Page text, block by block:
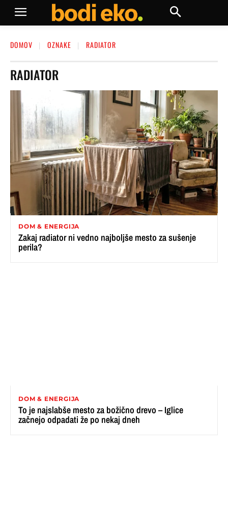
DOMOV OZNAKE RADIATOR
RADIATOR
DOM & ENERGIJA
Zakaj radiator ni vedno najboljše mesto za sušenje
perila?
DOM & ENERGIJA
To je najslabše mesto za božično drevo – Iglice
začnejo odpadati že po nekaj dneh